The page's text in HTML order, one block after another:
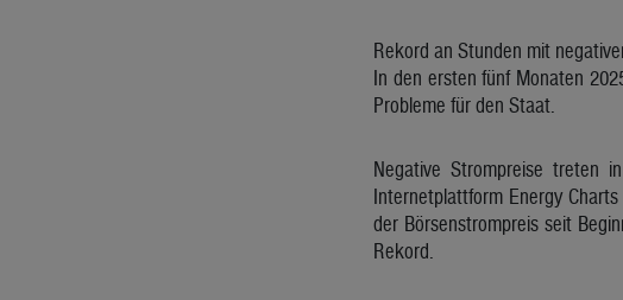
Rekord an Stunden mit
In den ersten fünf Monaten
Probleme für den Staat.
Negative Strompreise treten
Internetplattform Energy
der Börsenstrompreis seit
Rekord.